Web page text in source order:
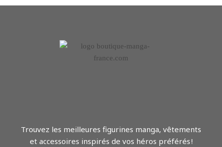
Trouvez les meilleures figurines manga, vêtements
et accessoires inspirés de vos héros préférés !